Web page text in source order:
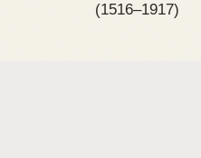
(1516–1917)